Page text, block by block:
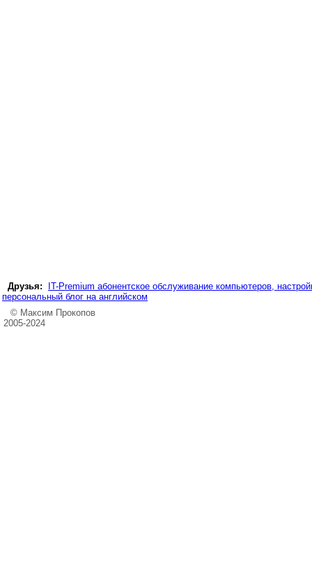
Друзья:
IT-Premium абонентское обслуживание компьютеров,
персональный блог на английском
© Максим Прокопов
2005-2024